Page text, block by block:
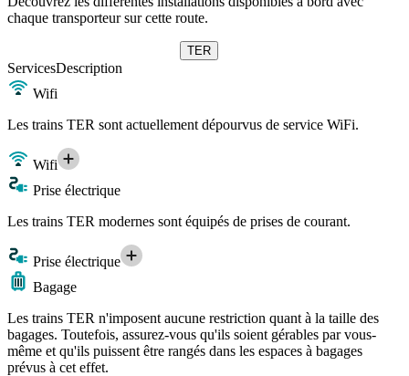
chaque transporteur sur cette route.
TER
ServicesDescription
Wifi
Les trains TER sont actuellement dépourvus de service WiFi.
Wifi
Prise électrique
Les trains TER modernes sont équipés de prises de courant.
Prise électrique
Bagage
Les trains TER n'imposent aucune restriction quant à la taille des
bagages. Toutefois, assurez-vous qu'ils soient gérables par vous-
même et qu'ils puissent être rangés dans les espaces à bagages
prévus à cet effet.